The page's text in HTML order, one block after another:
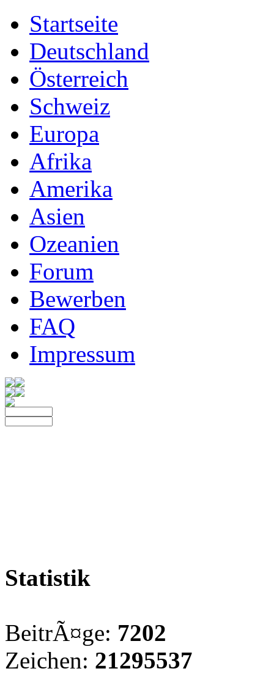
Startseite
Deutschland
Österreich
Schweiz
Europa
Afrika
Amerika
Asien
Ozeanien
Forum
Bewerben
FAQ
Impressum
Statistik
BeitrÃ¤ge: 7202
Zeichen: 21295537